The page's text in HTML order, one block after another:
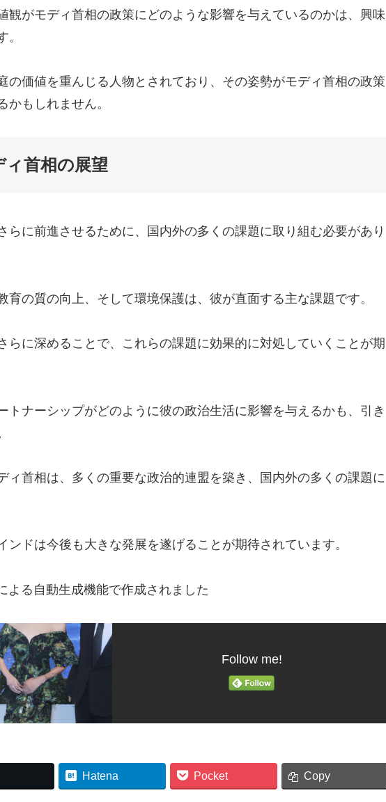
観がモディ首相の政策にどのような影響を与えているのかは、興味
。
の価値を重んじる人物とされており、その姿勢がモディ首相の政策
かもしれません。
首相の展望
らに前進させるために、国内外の多くの課題に取り組む必要があり
育の質の向上、そして環境保護は、彼が直面する主な課題です。
らに深めることで、これらの課題に効果的に対処していくことが期
トナーシップがどのように彼の政治生活に影響を与えるかも、引き
ィ首相は、多くの重要な政治的連盟を築き、国内外の多くの課題に
ンドは今後も大きな発展を遂げることが期待されています。
よる自動生成機能で作成されました
Follow me!
Hatena Pocket Copy